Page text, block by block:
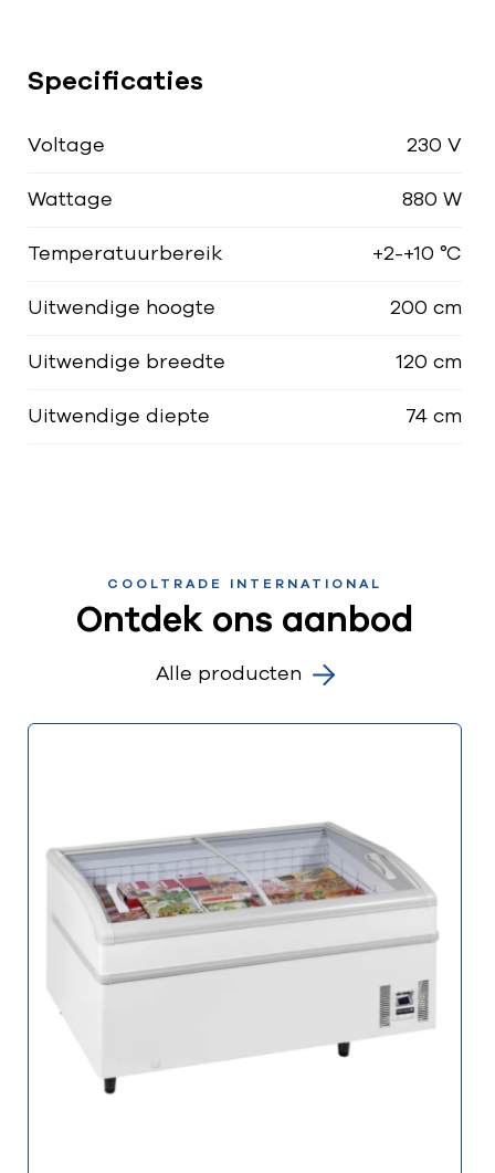
Specificaties
Voltage 230 V
Wattage 880 W
Temperatuurbereik +2-+10 °C
Uitwendige hoogte 200 cm
Uitwendige breedte 120 cm
Uitwendige diepte 74 cm
COOLTRADE INTERNATIONAL
Ontdek ons aanbod
Alle producten